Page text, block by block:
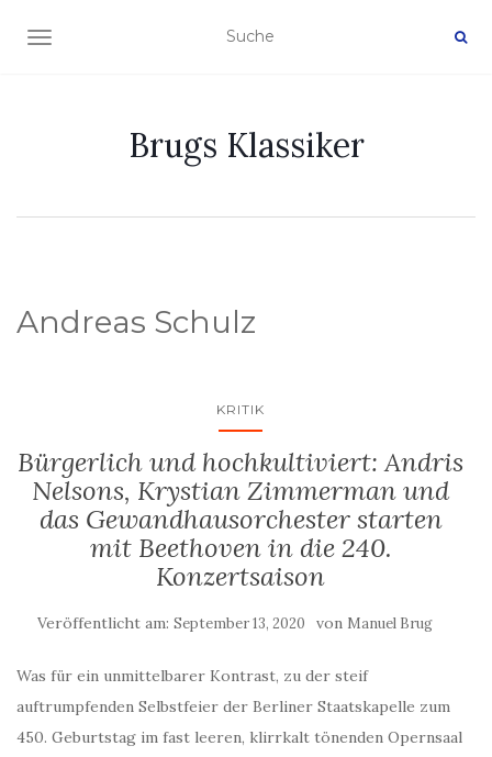
NAVIGATION EIN-/AUSSCHALTEN
Brugs Klassiker
Andreas Schulz
KRITIK
Bürgerlich und hochkultiviert: Andris
Nelsons, Krystian Zimmerman und
das Gewandhausorchester starten
mit Beethoven in die 240.
Konzertsaison
Veröffentlicht am: September 13, 2020 von Manuel Brug
Was für ein unmittelbarer Kontrast, zu der steif
auftrumpfenden Selbstfeier der Berliner Staatskapelle zum
450. Geburtstag im fast leeren, klirrkalt tönenden Opernsaal